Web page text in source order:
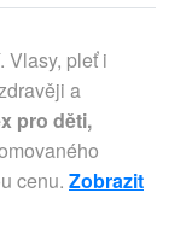
Vlasy, pleť i
a
pro děti,
cenu. Zobrazit